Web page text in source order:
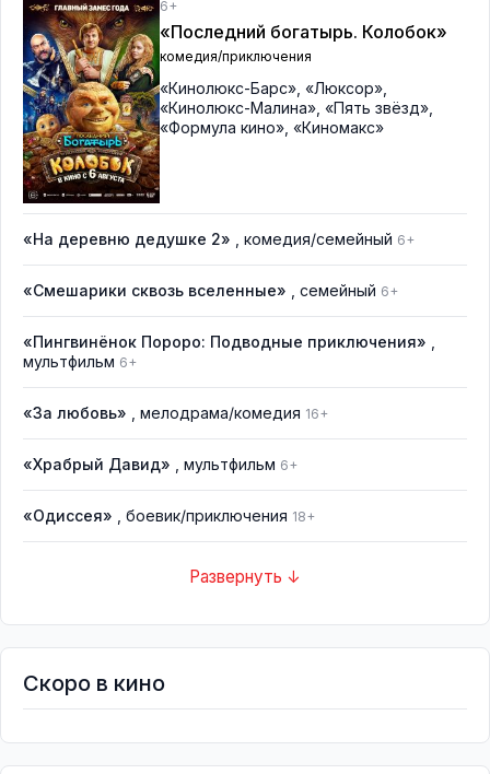
6+
«Последний богатырь. Колобок»
комедия/приключения
«Кинолюкс-Барс», «Люксор»,
«Кинолюкс-Малина», «Пять звёзд»,
«Формула кино», «Киномакс»
«На деревню дедушке 2» , комедия/семейный 6+
«Смешарики сквозь вселенные» , семейный 6+
«Пингвинёнок Пороро: Подводные приключения»
мультфильм 6+
«За любовь» , мелодрама/комедия 16+
«Храбрый Давид» , мультфильм 6+
«Одиссея» , боевик/приключения 18+
Развернуть ↓
Скоро в кино